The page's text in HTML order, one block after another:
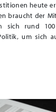
heute
braucht der
sich rund 100
um sich